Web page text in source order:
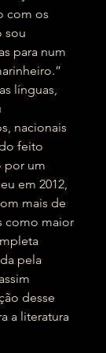
com os
sou
para num
línguas,
nacionais
feito
por um
em 2012,
mais de
como maior
pela
desse
a literatura